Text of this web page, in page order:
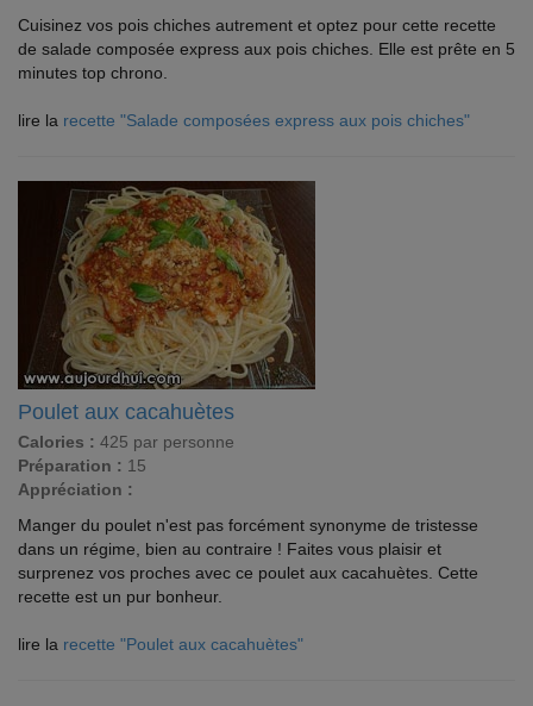
Cuisinez vos pois chiches autrement et optez pour cette recette
de salade composée express aux pois chiches. Elle est prête en 5
minutes top chrono.
lire la recette "Salade composées express aux pois chiches"
Poulet aux cacahuètes
Calories : 425 par personne
Préparation : 15
Appréciation :
Manger du poulet n'est pas forcément synonyme de tristesse
dans un régime, bien au contraire ! Faites vous plaisir et
surprenez vos proches avec ce poulet aux cacahuètes. Cette
recette est un pur bonheur.
lire la recette "Poulet aux cacahuètes"